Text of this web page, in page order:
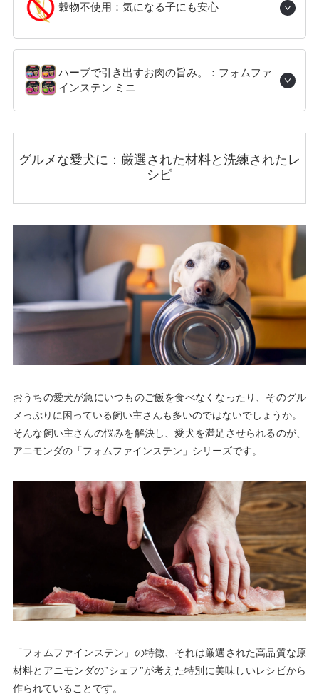
穀物不使用：気になる子にも安心
ハーブで引き出すお肉の旨み。：フォムファ
インステン ミニ
グルメな愛犬に：厳選された材料と洗練されたレ
シピ
おうちの愛犬が急にいつものご飯を食べなくなったり、そのグル
メっぷりに困っている飼い主さんも多いのではないでしょうか。
そんな飼い主さんの悩みを解決し、愛犬を満足させられるのが、
アニモンダの「フォムファインステン」シリーズです。
「フォムファインステン」の特徴、それは厳選された高品質な原
材料とアニモンダの"シェフ"が考えた特別に美味しいレシピから
作られていることです。